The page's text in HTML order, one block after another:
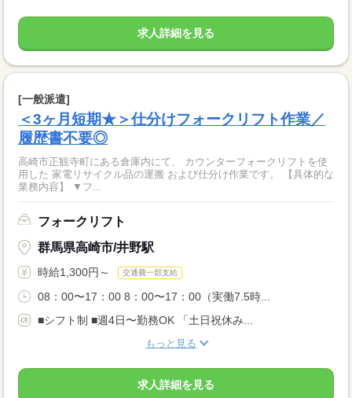
求人詳細を見る
[一般派遣]
＜3ヶ月短期★＞仕分けフォークリフト作業／
履歴書不要◎
高崎市正観寺町にある倉庫内にて、 カウンターフォークリフトを使
用した 家電リサイクル品の運搬 および仕分け作業です。 【具体的な
業務内容】 ▼フ...
フォークリフト
群馬県高崎市/井野駅
時給1,300円～ 交通費一部支給
08：00〜17：00 8：00〜17：00（実働7.5時...
■シフト制 ■週4日〜勤務OK 「土日祝休み...
もっと見る
求人詳細を見る